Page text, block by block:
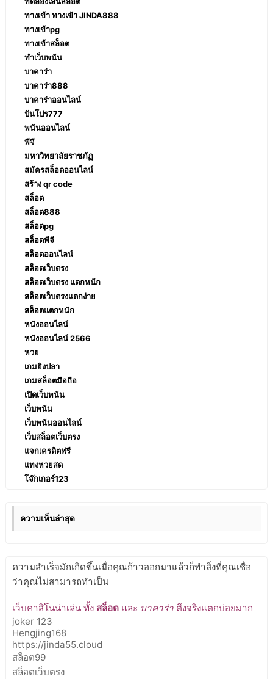
ทางเข้า ทางเข้า JINDA888
ทางเข้าpg
ทางเข้าสล็อต
ทำเว็บพนัน
บาคาร่า
บาคาร่า888
บาคาร่าออนไลน์
ปันโปร777
พนันออนไลน์
พีจี
มหาวิทยาลัยราชภัฏ
สมัครสล็อตออนไลน์
สร้าง qr code
สล็อต
สล็อต888
สล็อตpg
สล็อตพีจี
สล็อตออนไลน์
สล็อตเว็บตรง
สล็อตเว็บตรง แตกหนัก
สล็อตเว็บตรงแตกง่าย
สล็อตแตกหนัก
หนังออนไลน์
หนังออนไลน์ 2566
หวย
เกมยิงปลา
เกมสล็อตมือถือ
เปิดเว็บพนัน
เว็บพนัน
เว็บพนันออนไลน์
เว็บสล็อตเว็บตรง
แจกเครดิตฟรี
แทงหวยสด
โจ๊กเกอร์123
ความเห็นล่าสุด
ความสำเร็จมักเกิดขึ้นเมื่อคุณก้าวออกมาแล้วก็ทำสิ่งที่คุณเชื่อ
ว่าคุณไม่สามารถทำเป็น
เว็บคาสิโนน่าเล่น ทั้ง สล็อตและ บาคาร่าตึงจริงแตกบ่อยมาก
joker 123
Hengjing168
https://jinda55.cloud
สล็อต99
สล็อตเว็บตรง